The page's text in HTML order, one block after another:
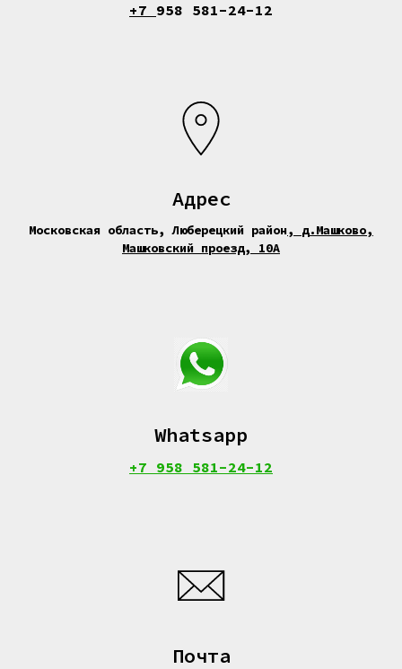
+7 958 581-24-12
Адрес
Московская область, Люберецкий район, д.Машково,
Машковский проезд, 10А
Whatsapp
+7 958 581-24-12
Почта